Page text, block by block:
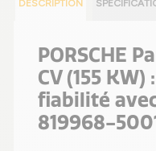
DESCRIPTION
PORSCHE
CV (155
fiabilité
819968-